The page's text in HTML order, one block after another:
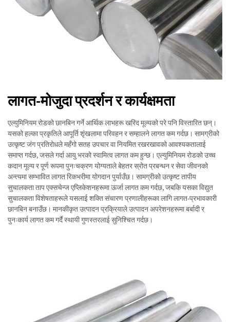
लागत-मोजुदा प्रदर्शन र कार्यक्षमता
एल्युमिनियम रोडको छानबिन गर्ने आर्थिक लाभहरू खरिद मूल्यको परे पनि विस्तारित छन्।
यसको हल्का प्रकृतिले आपूर्ति शृंखलामा परिवहन र सम्हालने लागत कम गर्दछ। सामग्रीको
उत्कृष्ट जंग प्रतिरोधले महँगो सतह उपचार वा नियमित रखरखावको आवश्यकतालाई
समाप्त गर्दछ, जसले गर्दा आयु भरको स्वामित्व लागत कम हुन्छ। एल्युमिनियम रोडको उच्च
कदान मूल्य र पूर्ण रूपमा पुनःचक्रण योग्यताले बेहतर स्रोत प्रबन्धन र सेवा जीवनको
अन्त्यमा सम्भावित लागत रिकभरीमा योगदान पुर्याउँछ। सामग्रीको उत्कृष्ट तापीय
सुचालकता ताप एक्सचेन्ज एप्लिकेशनहरूमा ऊर्जा लागत कम गर्दछ, जबकि यसका विद्युत
सुचालकता विशेषताहरूले यसलाई शक्ति संचारण प्रणालीहरूका लागि लागत-प्रभावकारी
छानबिन बनाउँछ। मानकीकृत उत्पादन प्रक्रियाले उत्पादन अपरेशनहरूमा बर्बादी र
पुनःकार्य लागत कम गर्दै स्थायी गुणस्तरलाई सुनिश्चित गर्दछ।